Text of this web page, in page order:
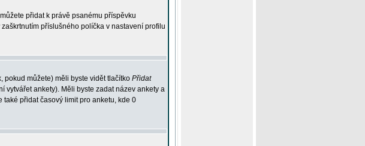
přidat k právě psanému příspěvku
příslušného políčka v nastavení profilu
můžete) měli byste vidět tlačítko Přidat
ankety). Měli byste zadat název ankety a
také přidat časový limit pro anketu, kde 0